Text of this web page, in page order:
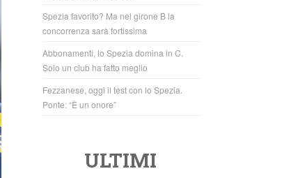
Spezia favorito? Ma nel girone B la
concorrenza sarà fortissima
Abbonamenti, lo Spezia domina in C.
Solo un club ha fatto meglio
Fezzanese, oggi il test con lo Spezia.
Ponte: “È un onore”
ULTIMI